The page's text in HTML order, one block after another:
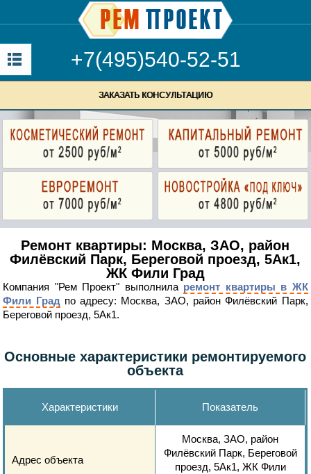
+7(495)540-52-51
ЗАКАЗАТЬ КОНСУЛЬТАЦИЮ
Ремонт квартиры: Москва, ЗАО, район
Филёвский Парк, Береговой проезд, 5Ак1,
ЖК Фили Град
Компания "Рем Проект" выполнила ремонт квартиры в ЖК
Фили Град по адресу: Москва, ЗАО, район Филёвский Парк,
Береговой проезд, 5Ак1.
Основные характеристики ремонтируемого
объекта
Характеристики Показатель
Адрес объекта
Москва, ЗАО, район
Филёвский Парк, Береговой
проезд, 5Ак1, ЖК Фили